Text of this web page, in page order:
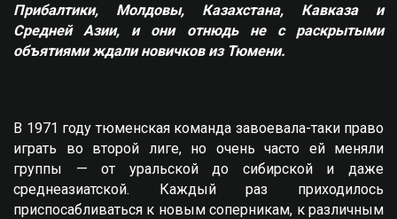
Прибалтики, Молдовы, Казахстана, Кавказа и
Средней Азии, и они отнюдь не с раскрытыми
объятиями ждали новичков из Тюмени.
В 1971 году тюменская команда завоевала-таки право
играть во второй лиге, но очень часто ей меняли
группы — от уральской до сибирской и даже
среднеазиатской. Каждый раз приходилось
приспосабливаться к новым соперникам, к различным